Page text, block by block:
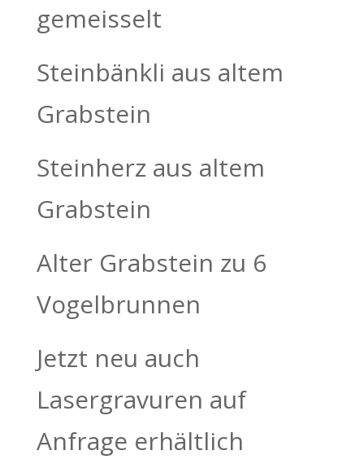
gemeisselt
Steinbänkli aus altem
Grabstein
Steinherz aus altem
Grabstein
Alter Grabstein zu 6
Vogelbrunnen
Jetzt neu auch
Lasergravuren auf
Anfrage erhältlich